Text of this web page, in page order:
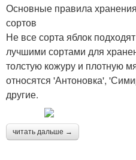
Основные правила
сортов
Не все сорта яблок
лучшими сортами для
толстую кожуру и плотную
относятся 'Антоновка',
другие.
читать дальше →